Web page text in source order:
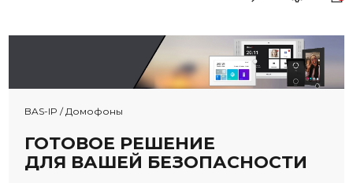
BAS-IP / Домофоны
ГОТОВОЕ РЕШЕНИЕ
ДЛЯ ВАШЕЙ БЕЗОПАСНОСТИ